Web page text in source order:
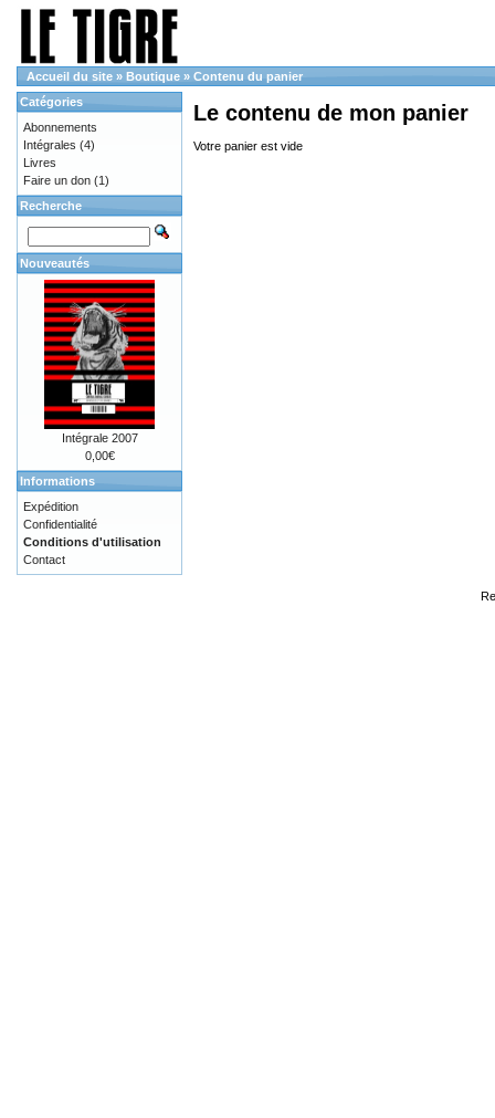
Accueil du site » Boutique » Contenu du panier
Le contenu de mon panier
Votre panier est vide
Catégories
Abonnements
Intégrales (4)
Livres
Faire un don (1)
Recherche
Nouveautés
Intégrale 2007
0,00€
Informations
Expédition
Confidentialité
Conditions d'utilisation
Contact